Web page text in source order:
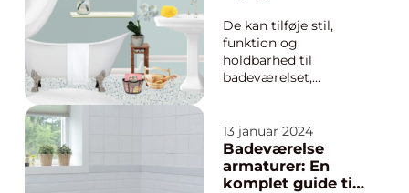
denne organisering er
valget af de rette
knager til badevær...
ethvert hjem
De kan tilføje stil,
funktion og
holdbarhed til
badeværelset,
attraktiv overflade. I
denne artikel vil vi
udforske alt, hvad du
behøver at vide om
13 januar 2024
Badeværelse
armaturer: En
komplet guide til